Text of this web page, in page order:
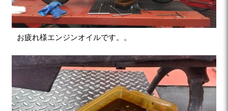
お疲れ様エンジンオイルです。。